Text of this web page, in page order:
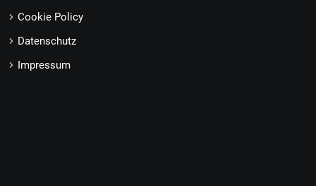
Cookie Policy
Datenschutz
Impressum